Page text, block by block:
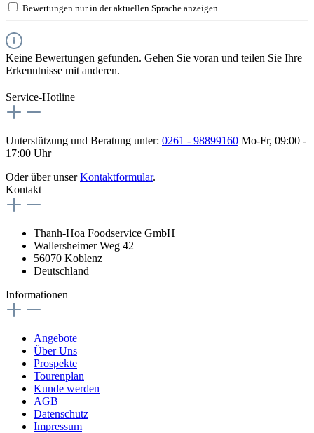
Bewertungen nur in der aktuellen Sprache anzeigen.
Keine Bewertungen gefunden. Gehen Sie voran und teilen Sie Ihre
Erkenntnisse mit anderen.
Service-Hotline
Unterstützung und Beratung unter: 0261 - 98899160 Mo-Fr, 09:00 -
17:00 Uhr
Oder über unserKontaktformular.
Kontakt
Thanh-Hoa Foodservice GmbH
Wallersheimer Weg 42
56070 Koblenz
Deutschland
Informationen
Angebote
Über Uns
Prospekte
Tourenplan
Kunde werden
AGB
Datenschutz
Impressum